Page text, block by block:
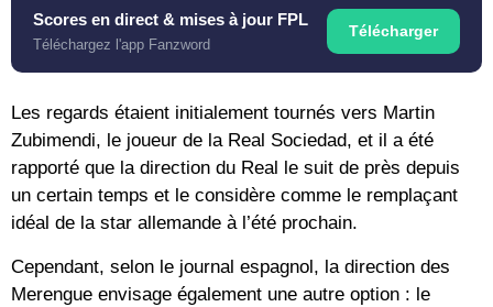
Scores en direct & mises à jour FPL
Téléchargez l'app Fanzword
Télécharger
Les regards étaient initialement tournés vers Martin
Zubimendi, le joueur de la Real Sociedad, et il a été
rapporté que la direction du Real le suit de près depuis
un certain temps et le considère comme le remplaçant
idéal de la star allemande à l’été prochain.
Cependant, selon le journal espagnol, la direction des
Merengue envisage également une autre option : le